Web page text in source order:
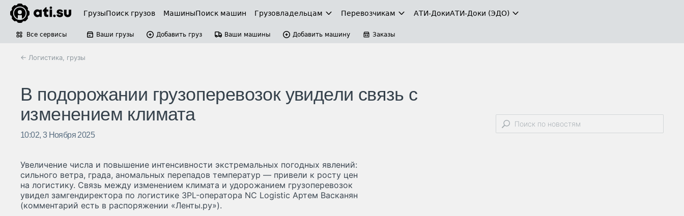
ГрузыПоиск грузов МашиныПоиск машин Грузовладельцам Перевозчикам АТИ-ДокиАТИ-Доки (ЭДО)
Все сервисы Ваши грузы Добавить груз Ваши машины Добавить машину Заказы
← Логистика, грузы
В подорожании грузоперевозок увидели связь с
изменением климата
10:02, 3 Ноября 2025
Увеличение числа и повышение интенсивности экстремальных погодных явлений:
сильного ветра, града, аномальных перепадов температур — привели к росту цен
на логистику. Связь между изменением климата и удорожанием грузоперевозок
увидел замгендиректора по логистике 3PL-оператора NC Logistic Артем Васканян
(комментарий есть в распоряжении «Ленты.ру»).